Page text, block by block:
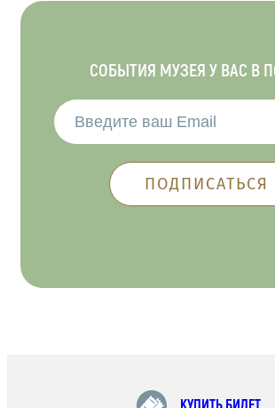
СОБЫТИЯ МУЗЕЯ У ВАС В